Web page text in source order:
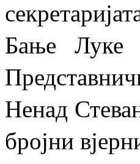
Бање Луке
Ненад
бројни